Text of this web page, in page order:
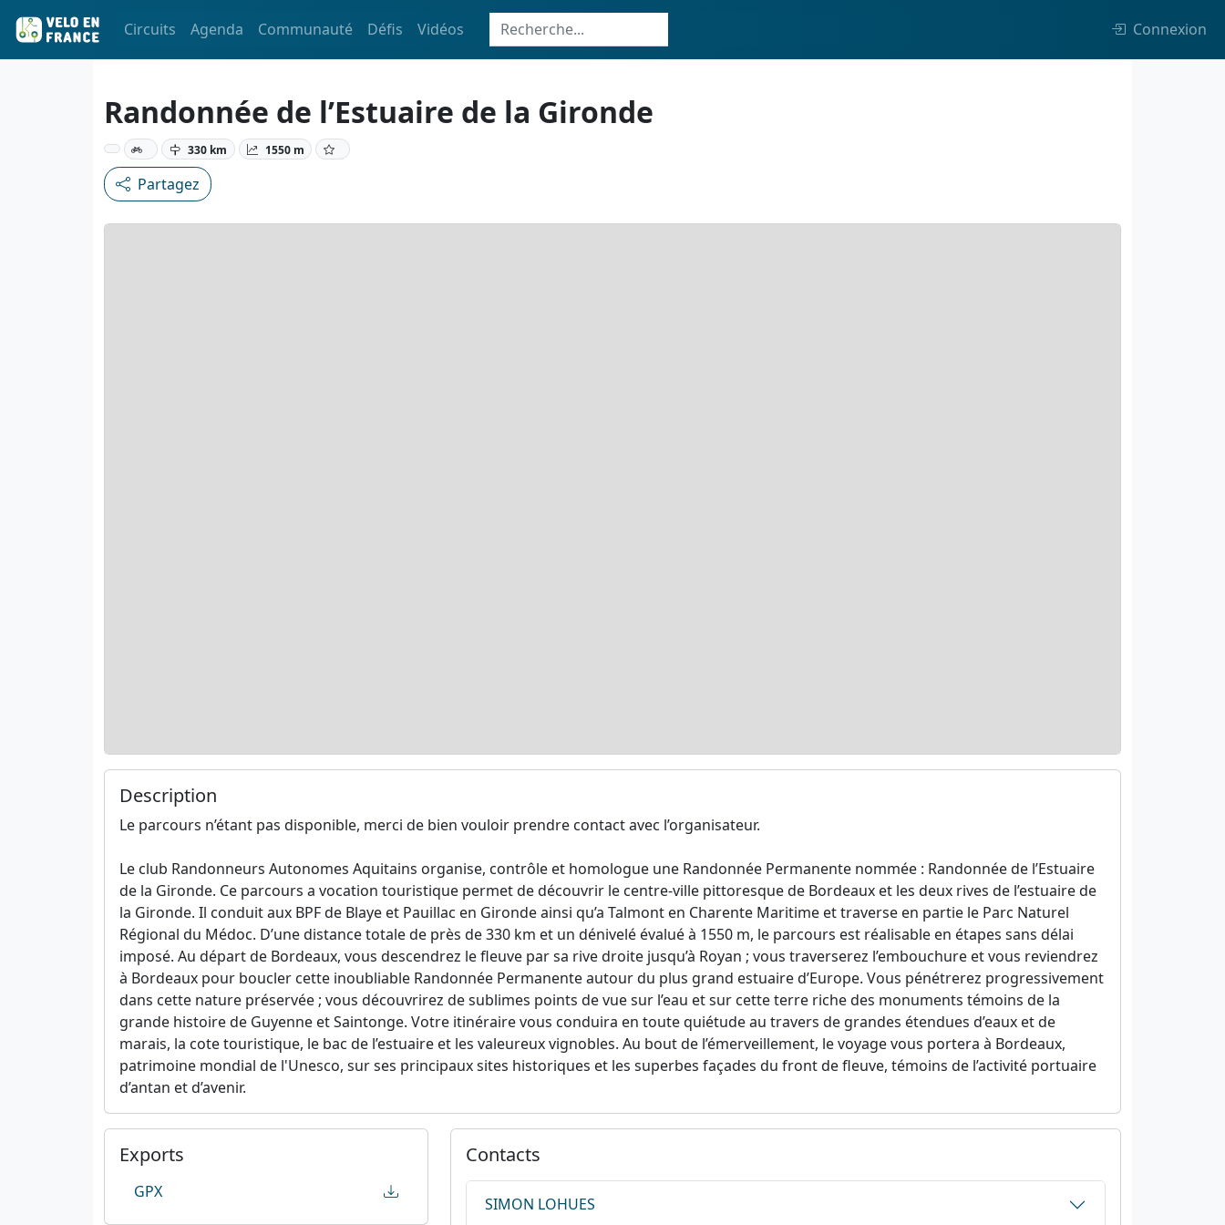
Circuits Agenda Communauté Défis Vidéos Connexion
Randonnée de l’Estuaire de la Gironde
330 km 1550 m
Partagez
Description
Le parcours n’étant pas disponible, merci de bien vouloir prendre contact avec l’organisateur.
Le club Randonneurs Autonomes Aquitains organise, contrôle et homologue une Randonnée Permanente nommée : Randonnée de l’Estuaire
de la Gironde. Ce parcours a vocation touristique permet de découvrir le centre-ville pittoresque de Bordeaux et les deux rives de l’estuaire de
la Gironde. Il conduit aux BPF de Blaye et Pauillac en Gironde ainsi qu’a Talmont en Charente Maritime et traverse en partie le Parc Naturel
Régional du Médoc. D’une distance totale de près de 330 km et un dénivelé évalué à 1550 m, le parcours est réalisable en étapes sans délai
imposé. Au départ de Bordeaux, vous descendrez le fleuve par sa rive droite jusqu’à Royan ; vous traverserez l’embouchure et vous reviendrez
à Bordeaux pour boucler cette inoubliable Randonnée Permanente autour du plus grand estuaire d’Europe. Vous pénétrerez progressivement
dans cette nature préservée ; vous découvrirez de sublimes points de vue sur l’eau et sur cette terre riche des monuments témoins de la
grande histoire de Guyenne et Saintonge. Votre itinéraire vous conduira en toute quiétude au travers de grandes étendues d’eaux et de
marais, la cote touristique, le bac de l’estuaire et les valeureux vignobles. Au bout de l’émerveillement, le voyage vous portera à Bordeaux,
patrimoine mondial de l'Unesco, sur ses principaux sites historiques et les superbes façades du front de fleuve, témoins de l’activité portuaire
d’antan et d’avenir.
Exports
GPX
Contacts
SIMON LOHUES